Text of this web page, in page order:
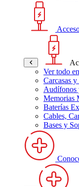
Ver todo
Carcasas y
Audífonos
Memorias
Baterías
Cables,
Bases y